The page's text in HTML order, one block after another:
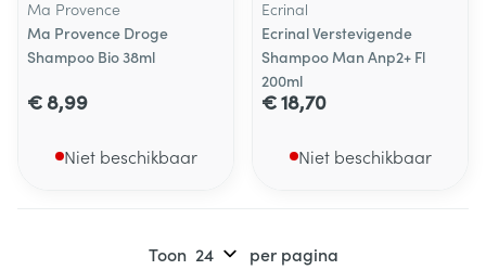
Ma Provence
Ma Provence Droge
Shampoo Bio 38ml
€ 8,99
Niet beschikbaar
Ecrinal
Ecrinal Verstevigende
Shampoo Man Anp2+ Fl
200ml
€ 18,70
Niet beschikbaar
Toon per pagina